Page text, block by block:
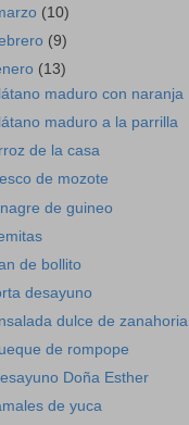
(10)
(9)
(13)
maduro con naranja
maduro a la parrilla
de la casa
de mozote
de guineo
de bollito
desayuno
dulce de zanahoria
de rompope
Doña Esther
de yuca